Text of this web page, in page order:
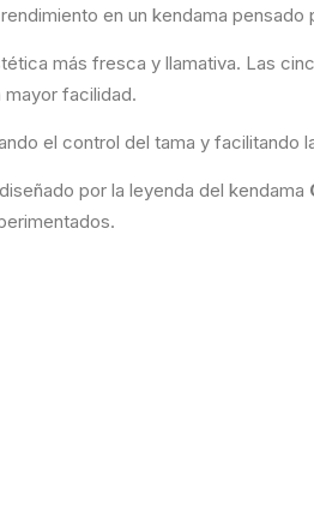
en un kendama
más fresca y llamativa. Las
mayor facilidad.
el control del tama y facilitando
por la leyenda del kendama